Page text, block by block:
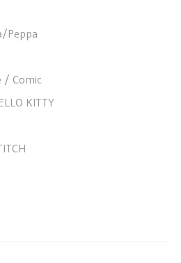
Peppa
/ Comic
KITTY